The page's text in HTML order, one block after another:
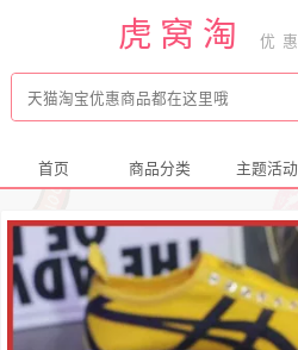
虎窝淘
首页 商品分类 主题活动